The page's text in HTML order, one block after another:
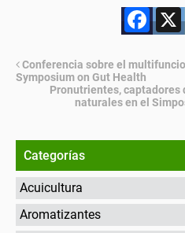
Conferencia sobre el
Symposium on Gut Health
Pronutrientes, captadores
naturales en el
Categorías
Acuicultura
Aromatizantes